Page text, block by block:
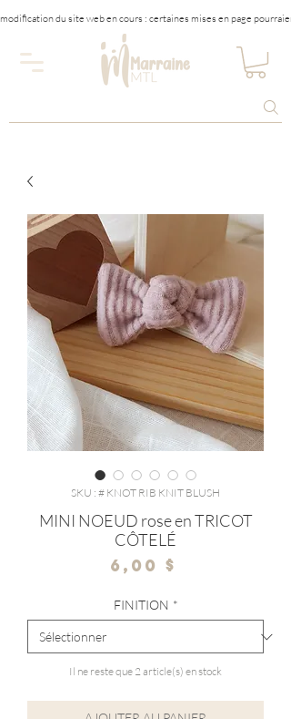
modification du site web en cours : certaines mises en page
SKU : # KNOT RIB KNIT BLUSH
MINI NOEUD rose en TRICOT
CÔTELÉ
6,00 $
FINITION *
Il ne reste que 2 article(s) en stock